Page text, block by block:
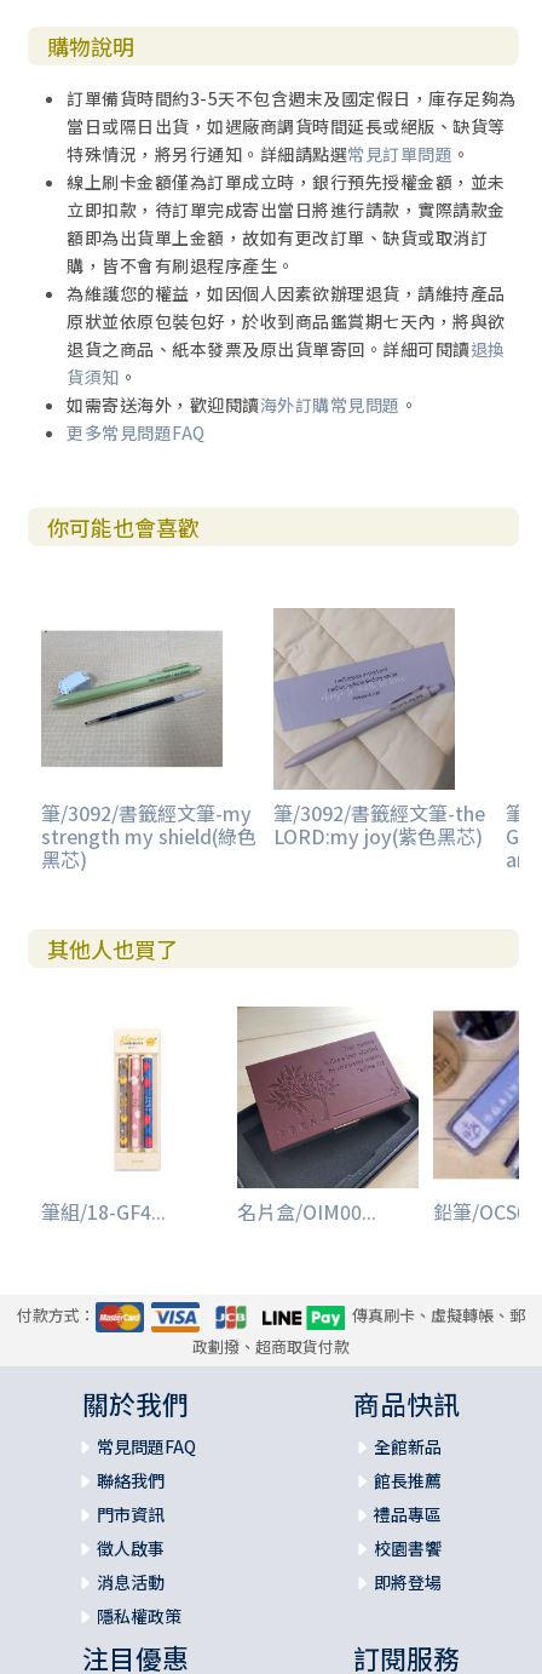
購物說明
訂單備貨時間約3-5天不包含週末及國定假日，庫存足夠為
當日或隔日出貨，如遇廠商調貨時間延長或絕版、缺貨等
特殊情況，將另行通知。詳細請點選常見訂單問題 。
線上刷卡金額僅為訂單成立時，銀行預先授權金額，並未
立即扣款，待訂單完成寄出當日將進行請款，實際請款金
額即為出貨單上金額，故如有更改訂單、缺貨或取消訂
購，皆不會有刷退程序產生。
為維護您的權益，如因個人因素欲辦理退貨，請維持產品
原狀並依原包裝包好，於收到商品鑑賞期七天內，將與欲
退貨之商品、紙本發票及原出貨單寄回。詳細可閱讀退換
貨須知 。
如需寄送海外，歡迎閱讀海外訂購常見問題 。
更多常見問題FAQ
你可能也會喜歡
筆/3092/書籤經文筆-my
strength my shield(綠色
黑芯)
筆/3092/書籤經文筆-the
LORD:my joy(紫色黑芯)
筆/
其他人也買了
筆組/18-GF4... 名片盒/OIM00... 鉛筆/
付款方式：
傳真刷卡、虛擬轉帳、郵
政劃撥、超商取貨付款
關於我們
常見問題FAQ
聯絡我們
門市資訊
徵人啟事
消息活動
隱私權政策
商品快訊
全館新品
館長推薦
禮品專區
校園書饗
即將登場
注目優惠 訂閱服務